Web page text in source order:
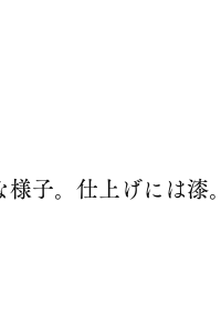
子。仕上げには漆。